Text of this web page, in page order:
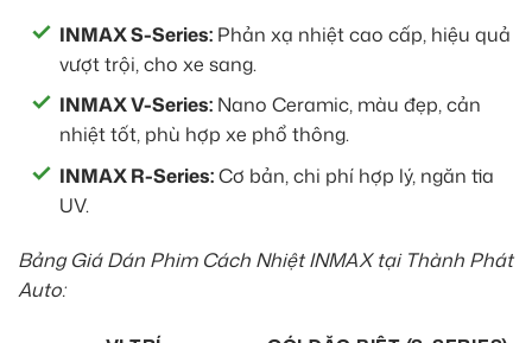
INMAX S-Series: Phản xạ nhiệt cao cấp, hiệu quả
vượt trội, cho xe sang.
INMAX V-Series: Nano Ceramic, màu đẹp, cản
nhiệt tốt, phù hợp xe phổ thông.
INMAX R-Series:Cơ bản, chi phí hợp lý, ngăn tia
UV.
Bảng Giá Dán Phim Cách Nhiệt INMAX tại Thành Phát
Auto: